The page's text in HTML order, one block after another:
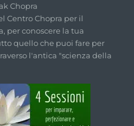
Chopra
Centro Chopra per il
per conoscere la tua
quello che puoi fare per
l'antica "scienza della